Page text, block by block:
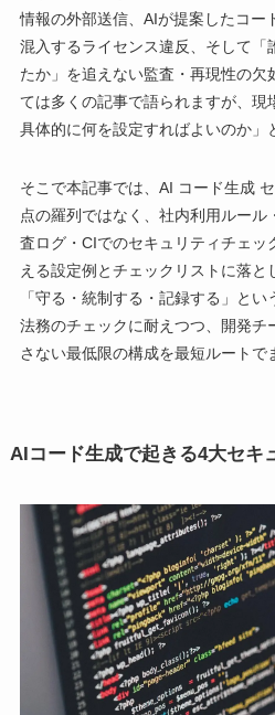
情報の外部送信、AIが提案したコー
混入するライセンス違反、そして「
たか」を追えない監査・再現性の欠
ては多くの記事で語られますが、現
具体的に何を設定すればよいのか」
そこで本記事では、AI コード生成
点の羅列ではなく、社内利用ルー
査ログ・CIでのセキュリティチェッ
える設定例とチェックリストに落と
「守る・統制する・記録する」と
法務のチェックに耐えつつ、開発チ
さない最低限の構成を最短ルートで
AIコード生成で起きる4大セキ